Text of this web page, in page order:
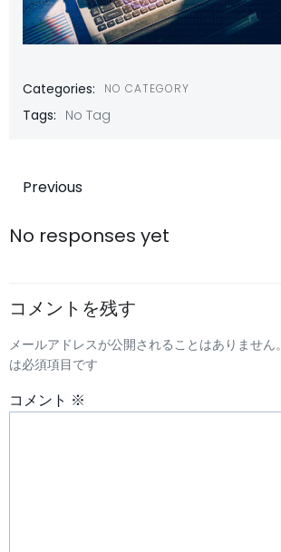
Categories: NO CATEGORY
Tags: No Tag
投
稿
ビ
ゲ
ー
Previous
No responses yet
コメントを残す
メールアドレスが公開されることはありません。
は必須項目です
コメント ※